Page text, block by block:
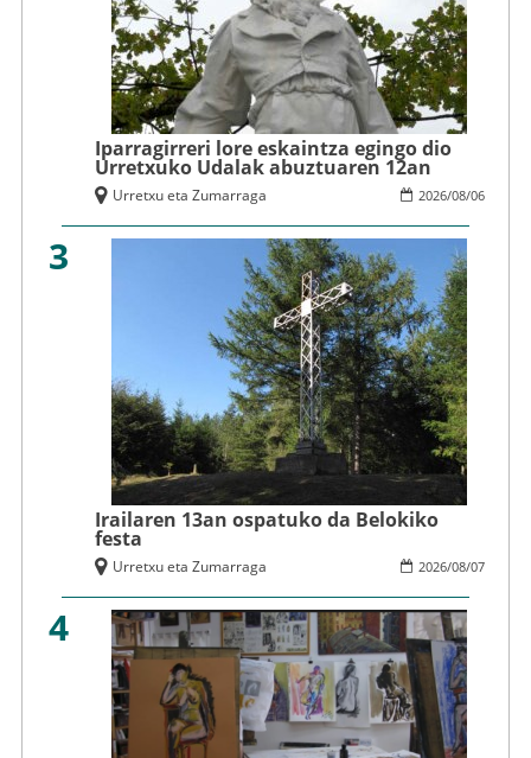
Iparragirreri lore eskaintza egingo dio
Urretxuko Udalak abuztuaren 12an
2026/08/06
Urretxu eta Zumarraga
3
Irailaren 13an ospatuko da Belokiko
festa
2026/08/07
Urretxu eta Zumarraga
4